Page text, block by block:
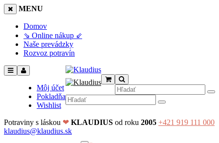
MENU
Domov
⇘ Online nákup ⇙
Naše prevádzky
Rozvoz potravín
Môj účet
Pokladňa
Wishlist
Potraviny s láskou ❤ KLAUDIUS od roku 2005 +421 919 111 000
klaudius@klaudius.sk